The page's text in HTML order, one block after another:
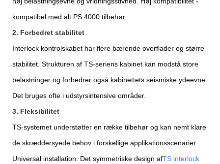
kompatibel med alt PS 4000 tilbehør.
2. Forbedret stabilitet
Interlock kontrolskabet har flere bærende overflader og større
stabilitet. Strukturen af ​​TS-seriens kabinet kan modstå store
belastninger og forbedrer også kabinettets seismiske ydeevne.
Det bruges ofte i udstyrsintensive områder.
3. Fleksibilitet
TS-systemet understøtter en række tilbehør og kan nemt klare
de skræddersyede behov i forskellige applikationsscenarier.
Universal installation: Det symmetriske design afTS interlock